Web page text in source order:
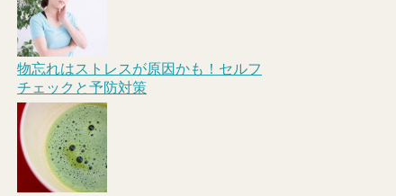
物忘れはストレスが原因かも！セルフ
チェックと予防対策